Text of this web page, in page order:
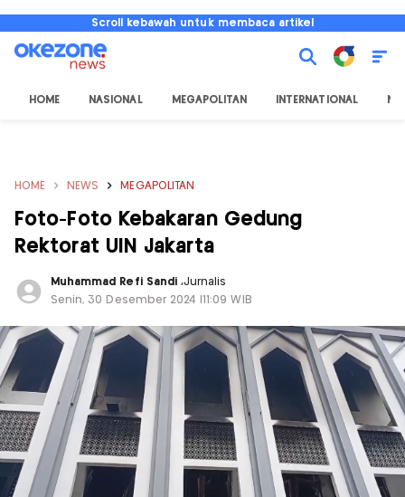
Scroll kebawah untuk membaca artikel
HOME NASIONAL MEGAPOLITAN INTERNATIONAL
HOME NEWS MEGAPOLITAN
Foto-Foto Kebakaran Gedung
Rektorat UIN Jakarta
Muhammad Refi Sandi ,Jurnalis
Senin, 30 Desember 2024 |11:09 WIB